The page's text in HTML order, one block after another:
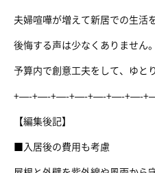
夫婦喧嘩が増えて新居での生活
後悔する声は少なくありません。
予算内で創意工夫をして、ゆと
+—-+—-+—-+—-+—-+—-+—-
【編集後記】
■入居後の費用も考慮